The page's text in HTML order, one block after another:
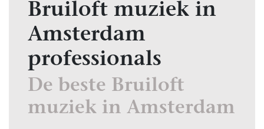
Bruiloft muziek in
Amsterdam
professionals
De beste Bruiloft
muziek in Amsterdam